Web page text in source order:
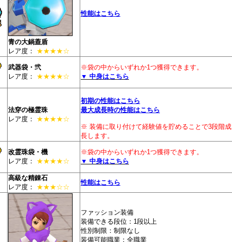
青の大鍋蓋盾
レア度： ★★★★☆
性能はこちら
武器袋・弐
レア度： ★★★★☆
※袋の中からいずれか1つ獲得できます。
▼ 中身はこちら
法穿の極霊珠
レア度： ★★★★☆
初期の性能はこちら
最大成長時の性能はこちら
※ 装備に取り付けて経験値を貯めることで3段階成
長します。
改霊珠袋・機
レア度： ★★★★☆
※袋の中からいずれか1つ獲得できます。
▼ 中身はこちら
高級な精錬石
レア度： ★★★☆☆
性能はこちら
ファッション装備
装備できる段位：1段以上
性別制限：制限なし
装備可能職業：全職業